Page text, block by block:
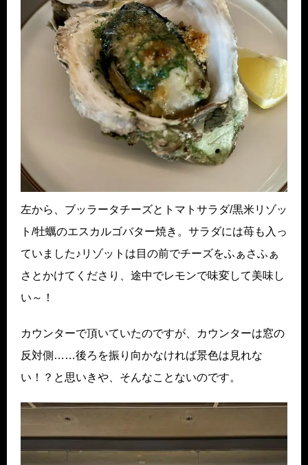
左から、ブッラータチーズとトマトサラダ/黒米リゾッ
ト/牡蠣のエスカルゴバター焼き。サラダには苺も入っ
ていました♪リゾットは目の前でチーズをふぁさふぁ
さとかけてくださり、途中でレモンで味変して美味し
い～！
カウンターで頂いていたのですが、カウンターは窓の
反対側……後ろを振り向かなければ景色は見れな
い！？と思いきや、そんなことないのです。